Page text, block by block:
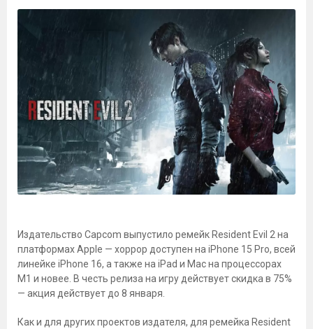
Издательство Capcom выпустило ремейк Resident Evil 2 на
платформах Apple — хоррор доступен на iPhone 15 Pro, всей
линейке iPhone 16, а также на iPad и Mac на процессорах
M1 и новее. В честь релиза на игру действует скидка в 75%
— акция действует до 8 января.
Как и для других проектов издателя, для ремейка Resident